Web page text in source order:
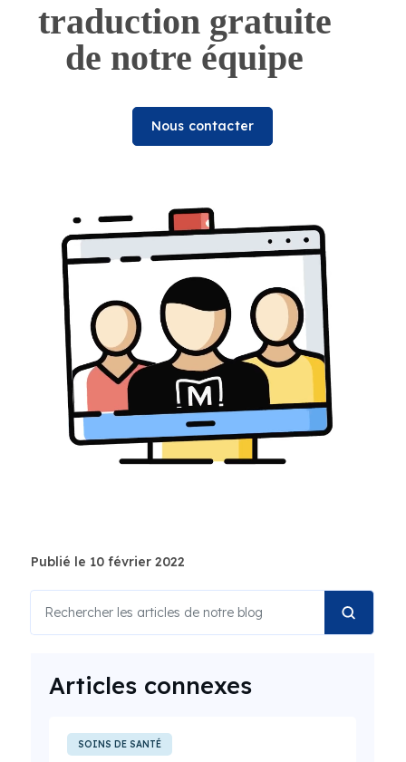
traduction gratuite
de notre équipe
Nous contacter
Publié le 10 février 2022
Articles connexes
SOINS DE SANTÉ